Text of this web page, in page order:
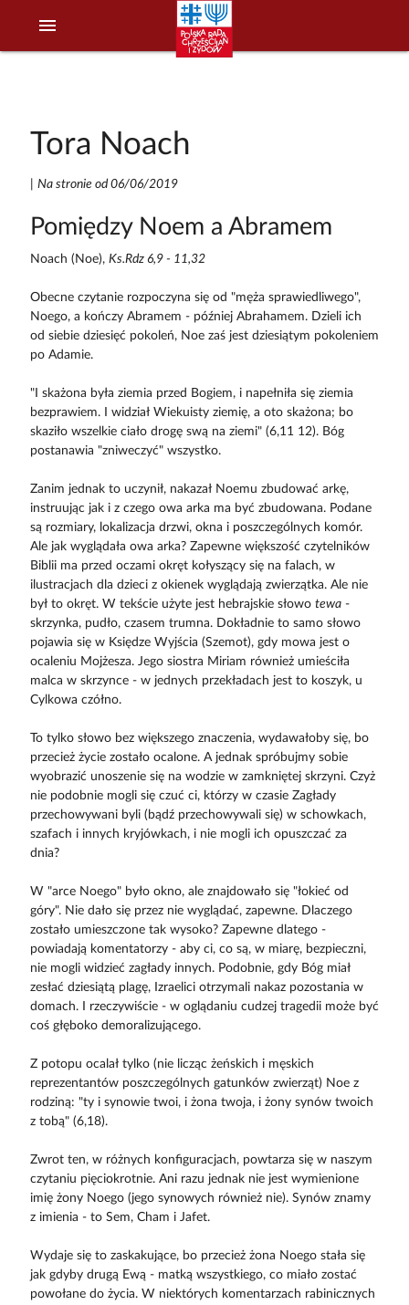
menu
Tora Noach
Na stronie od 06/06/2019
Pomiędzy Noem a Abramem
Noach (Noe), Ks.Rdz 6,9 - 11,32
Obecne czytanie rozpoczyna się od "męża sprawiedliwego",
Noego, a kończy Abramem - później Abrahamem. Dzieli ich
od siebie dziesięć pokoleń, Noe zaś jest dziesiątym pokoleniem
po Adamie.
"I skażona była ziemia przed Bogiem, i napełniła się ziemia
bezprawiem. I widział Wiekuisty ziemię, a oto skażona; bo
skaziło wszelkie ciało drogę swą na ziemi" (6,11 12). Bóg
postanawia "zniweczyć" wszystko.
Zanim jednak to uczynił, nakazał Noemu zbudować arkę,
instruując jak i z czego owa arka ma być zbudowana. Podane
są rozmiary, lokalizacja drzwi, okna i poszczególnych komór.
Ale jak wyglądała owa arka? Zapewne większość czytelników
Biblii ma przed oczami okręt kołyszący się na falach, w
ilustracjach dla dzieci z okienek wyglądają zwierzątka. Ale nie
był to okręt. W tekście użyte jest hebrajskie słowo tewa-
skrzynka, pudło, czasem trumna. Dokładnie to samo słowo
pojawia się w Księdze Wyjścia (Szemot), gdy mowa jest o
ocaleniu Mojżesza. Jego siostra Miriam również umieściła
malca w skrzynce - w jednych przekładach jest to koszyk, u
Cylkowa czółno.
To tylko słowo bez większego znaczenia, wydawałoby się, bo
przecież życie zostało ocalone. A jednak spróbujmy sobie
wyobrazić unoszenie się na wodzie w zamkniętej skrzyni. Czyż
nie podobnie mogli się czuć ci, którzy w czasie Zagłady
przechowywani byli (bądź przechowywali się) w schowkach,
szafach i innych kryjówkach, i nie mogli ich opuszczać za
dnia?
W "arce Noego" było okno, ale znajdowało się "łokieć od
góry". Nie dało się przez nie wyglądać, zapewne. Dlaczego
zostało umieszczone tak wysoko? Zapewne dlatego -
powiadają komentatorzy - aby ci, co są, w miarę, bezpieczni,
nie mogli widzieć zagłady innych. Podobnie, gdy Bóg miał
zesłać dziesiątą plagę, Izraelici otrzymali nakaz pozostania w
domach. I rzeczywiście - w oglądaniu cudzej tragedii może być
coś głęboko demoralizującego.
Z potopu ocalał tylko (nie licząc żeńskich i męskich
reprezentantów poszczególnych gatunków zwierząt) Noe z
rodziną: "ty i synowie twoi, i żona twoja, i żony synów twoich
z tobą" (6,18).
Zwrot ten, w różnych konfiguracjach, powtarza się w naszym
czytaniu pięciokrotnie. Ani razu jednak nie jest wymienione
imię żony Noego (jego synowych również nie). Synów znamy
z imienia - to Sem, Cham i Jafet.
Wydaje się to zaskakujące, bo przecież żona Noego stała się
jak gdyby drugą Ewą - matką wszystkiego, co miało zostać
powołane do życia. W niektórych komentarzach rabinicznych